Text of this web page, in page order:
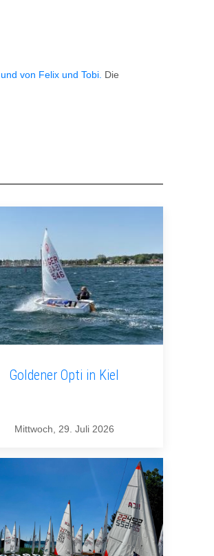
und von Felix und Tobi. Die
Goldener Opti in Kiel
Mittwoch, 29. Juli 2026